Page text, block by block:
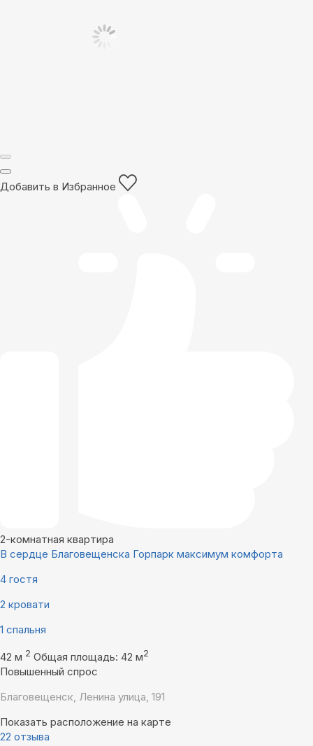
Добавить в Избранное
2-комнатная квартира
В сердце Благовещенска Горпарк максимум комфорта
4 гостя
2 кровати
1 спальня
42 м 2 Общая площадь: 42 м2
Повышенный спрос
Благовещенск, Ленина улица, 191
Показать расположение на карте
22 отзыва